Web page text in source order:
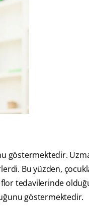
göstermektedir.
Bu yüzden,
flor tedavilerinde
göstermektedir.